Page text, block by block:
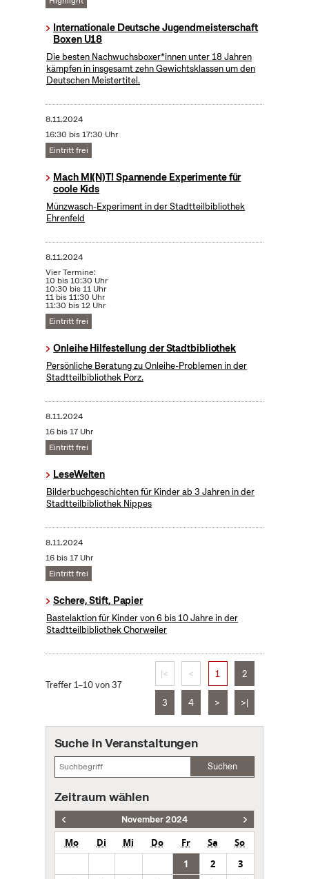
Internationale Deutsche Jugendmeisterschaft
Boxen U18
Die besten Nachwuchsboxer*innen unter 18 Jahren
kämpfen in insgesamt zehn Gewichtsklassen um den
Deutschen Meistertitel.
8.11.2024
16:30 bis 17:30 Uhr
Eintritt frei
Mach MI(N)T! Spannende Experimente für
coole Kids
Münzwasch-Experiment in der Stadtteilbibliothek
Ehrenfeld
8.11.2024
Vier Termine:
10 bis 10:30 Uhr
10:30 bis 11 Uhr
11 bis 11:30 Uhr
11:30 bis 12 Uhr
Eintritt frei
Onleihe Hilfestellung der Stadtbibliothek
Persönliche Beratung zu Onleihe-Problemen in der
Stadtteilbibliothek Porz.
8.11.2024
16 bis 17 Uhr
Eintritt frei
LeseWelten
Bilderbuchgeschichten für Kinder ab 3 Jahren in der
Stadtteilbibliothek Nippes
8.11.2024
16 bis 17 Uhr
Eintritt frei
Schere, Stift, Papier
Bastelaktion für Kinder von 6 bis 10 Jahre in der
Stadtteilbibliothek Chorweiler
Treffer 1–10 von 37
|< < 1 2
3 4 > >|
Suche in Veranstaltungen
Suchen
Zeitraum wählen
November 2024
Mo Di Mi Do Fr Sa
So
1
2
3